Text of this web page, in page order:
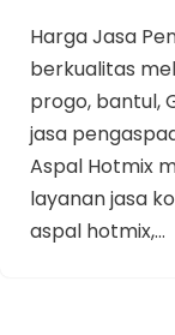
Harga Jasa
berkualitas
progo, bantul,
jasa
Aspal Hotmix
layanan jasa
aspal hotmix,…